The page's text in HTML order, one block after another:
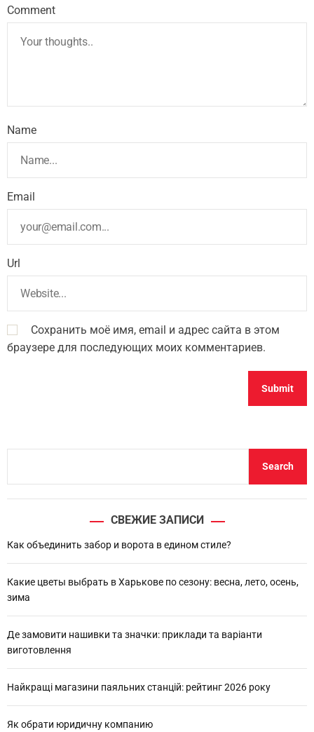
Comment
Name
Email
Url
Сохранить моё имя, email и адрес сайта в этом
браузере для последующих моих комментариев.
h
Search
СВЕЖИЕ ЗАПИСИ
Как объединить забор и ворота в едином стиле?
Какие цветы выбрать в Харькове по сезону: весна, лето, осень,
зима
Де замовити нашивки та значки: приклади та варіанти
виготовлення
Найкращі магазини паяльних станцій: рейтинг 2026 року
Як обрати юридичну компанию